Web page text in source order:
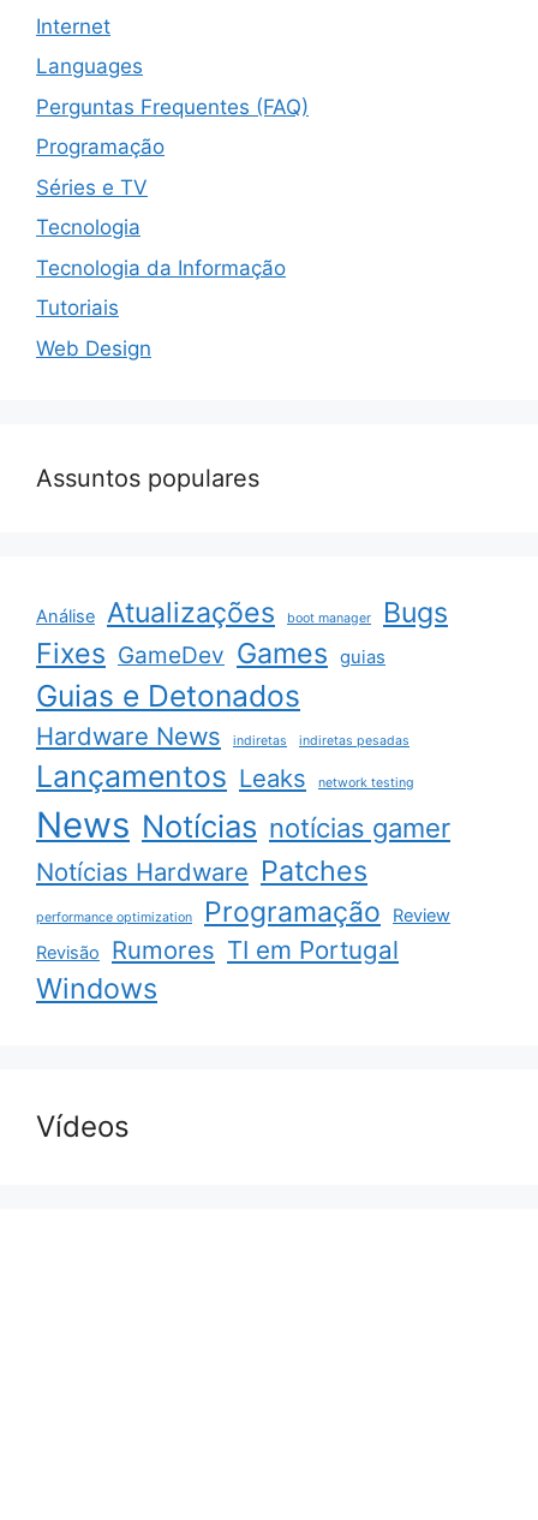
Internet
Languages
Perguntas Frequentes (FAQ)
Programação
Séries e TV
Tecnologia
Tecnologia da Informação
Tutoriais
Web Design
Assuntos populares
Análise Atualizações boot manager
Bugs
Fixes GameDev Games guias
Guias e Detonados
Hardware News indiretas indiretas pesadas
Lançamentos Leaks network testing
News Notícias notícias gamer
Notícias Hardware Patches
performance optimization Programação
Review
Revisão
Rumores TI em Portugal
Windows
Vídeos